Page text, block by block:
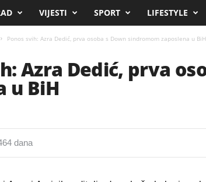
VIJESTI SPORT LIFESTYLE
Ponos svih: Azra Dedić, prva osoba s Down sindromom zaposlena u BiH
Azra Dedić, prva
u BiH
dana